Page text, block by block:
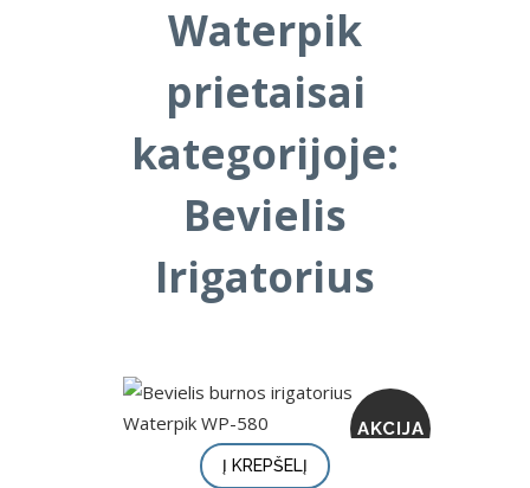
Waterpik
prietaisai
kategorijoje:
Bevielis
Irigatorius
AKCIJA
Į KREPŠELĮ